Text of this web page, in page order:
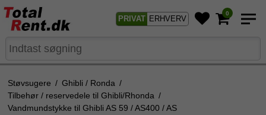
PRIVAT ERHVERV
0
Støvsugere / Ghibli / Ronda /
Tilbehør / reservedele til Ghibli/Rhonda /
Vandmundstykke til Ghibli AS 59 / AS400 / AS